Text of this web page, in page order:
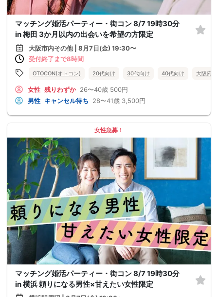
マッチング婚活パーティー・街コン 8/7 19時30分
in 梅田 3か月以内の出会いを希望の方限定
大阪市内その他 | 8月7日(金) 19:30〜
受付終了まで8時間
OTOCON(オトコン) 20代向け 30代向け 40代向け 大阪府
女性 残りわずか 26〜40歳 500円
男性 キャンセル待ち 28〜41歳 3,500円
女性急募！
マッチング婚活パーティー・街コン 8/7 19時30分
in 横浜 頼りになる男性×甘えたい女性限定